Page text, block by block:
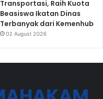
Transportasi, Raih Kuota
Beasiswa Ikatan Dinas
Terbanyak dari Kemenhub
02 August 2026